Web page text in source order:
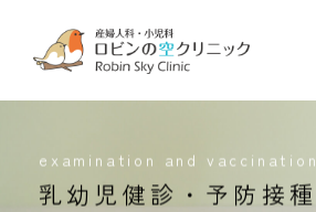
examination and vaccination
乳幼児健診・予防接種